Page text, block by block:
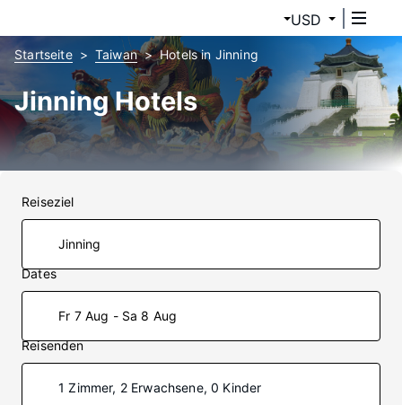
USD
Startseite Taiwan Hotels in Jinning
Jinning Hotels
Reiseziel
Dates
Fr 7 Aug - Sa 8 Aug
Reisenden
1 Zimmer, 2 Erwachsene, 0 Kinder